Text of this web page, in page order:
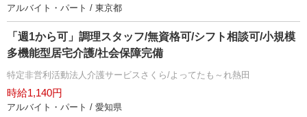
アルバイト・パート / 東京都
「週1から可」調理スタッフ/無資格可/シフト相談可/小規模
多機能型居宅介護/社会保障完備
特定非営利活動法人介護サービスさくら/よってたも～れ熱田
時給1,140円
アルバイト・パート / 愛知県